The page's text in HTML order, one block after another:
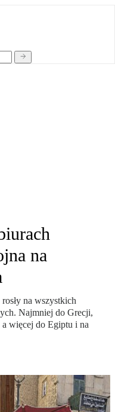
na
na wszystkich
Najmniej do Grecji,
więcej do Egiptu i na